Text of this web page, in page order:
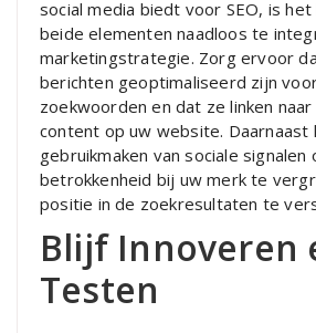
social media biedt voor SEO, is
beide elementen naadloos te
marketingstrategie. Zorg ervoor
berichten geoptimaliseerd zijn
zoekwoorden en dat ze linken
content op uw website. Daarnaast
gebruikmaken van sociale signalen
betrokkenheid bij uw merk te
positie in de zoekresultaten te
Blijf Innoveren
Testen